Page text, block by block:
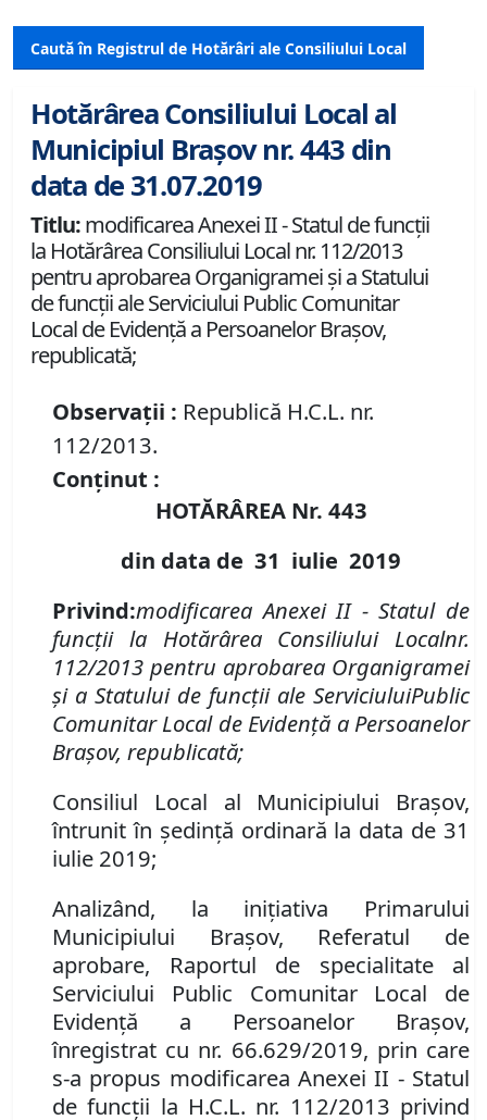
Caută în Registrul de Hotărâri ale Consiliului Local
Hotărârea Consiliului Local al
Municipiul Brașov nr. 443 din
data de 31.07.2019
Titlu:modificarea Anexei II - Statul de funcţii
la Hotărârea Consiliului Local nr. 112/2013
pentru aprobarea Organigramei şi a Statului
de funcţii ale Serviciului Public Comunitar
Local de Evidenţă a Persoanelor Braşov,
republicată;
Observații : Republică H.C.L. nr.
112/2013.
Conținut :
HOTĂRÂREA Nr. 443
din data de 31 iulie 2019
Privind:modificarea Anexei II -Statul de
funcţii la Hotărârea Consiliului Localnr.
112/2013 pentru aprobarea Organigramei
şi a Statului de funcţii ale ServiciuluiPublic
Comunitar Local de Evidenţă a Persoanelor
Braşov, republicată;
Consiliul Local al Municipiului Brașov,
întrunit în ședință ordinară la data de 31
iulie 2019;
Analizând, la iniţiativa Primarului
Municipiului Braşov, Referatul de
aprobare, Raportul de specialitate al
Serviciului Public Comunitar Local de
Evidenţă a Persoanelor Brașov,
înregistrat cu nr. 66.629/2019, prin care
s-a propus modificarea Anexei II - Statul
de funcţii la H.C.L. nr. 112/2013 privind